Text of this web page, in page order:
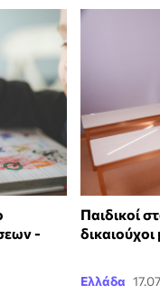
-
Παιδικοί
Ελλάδα